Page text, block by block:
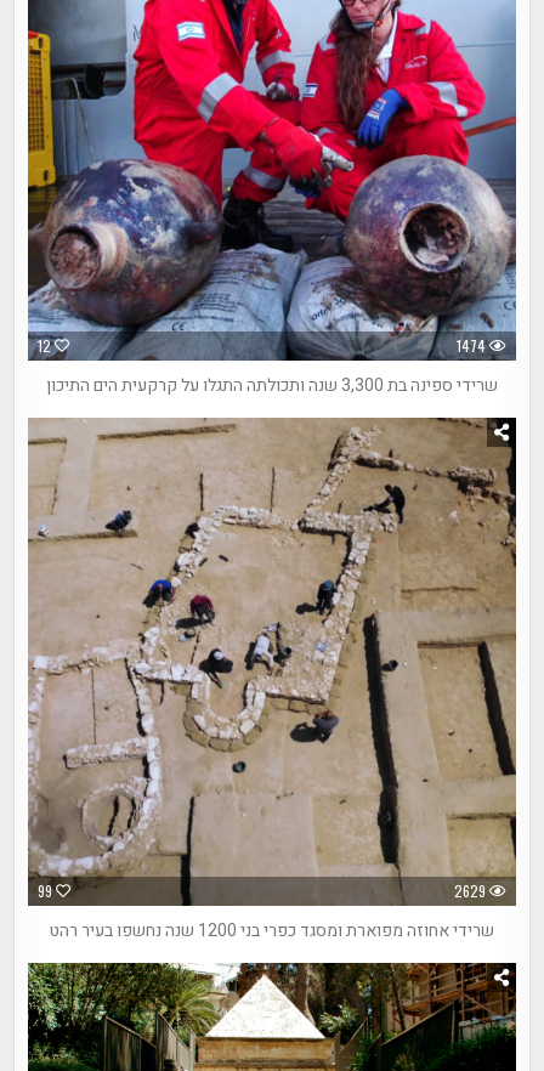
12 1474
שרידי ספינה בת 3,300 שנה ותכולתה התגלו על קרקעית הים התיכון
99 2629
שרידי אחוזה מפוארת ומסגד כפרי בני 1200 שנה נחשפו בעיר רהט